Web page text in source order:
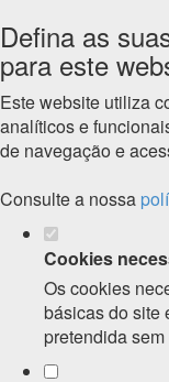
Defina as
para este
Este website utiliza
analíticos e
de navegação e
Consulte a nossa
Cookies
Os cookies
básicas do site
pretendida